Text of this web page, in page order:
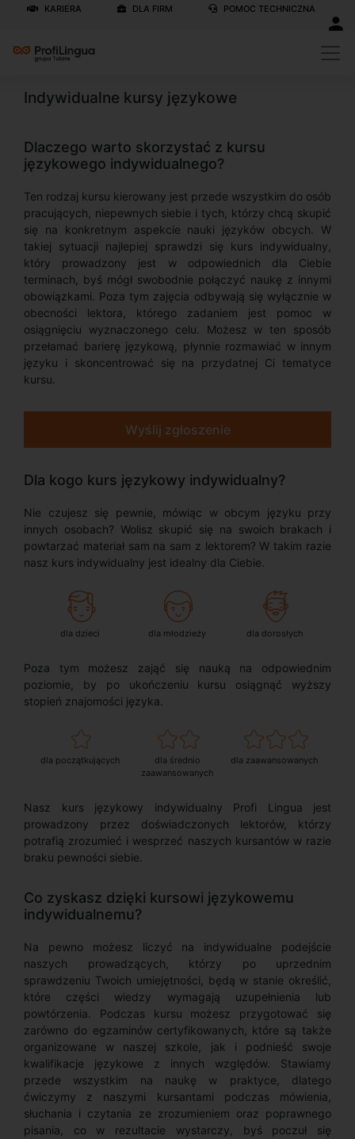
KARIERA DLA FIRM POMOC TECHNICZNA
Indywidualne kursy językowe
Dlaczego warto skorzystać z kursu
językowego indywidualnego?
Ten rodzaj kursu kierowany jest przede wszystkim do osób
pracujących, niepewnych siebie i tych, którzy chcą skupić
się na konkretnym aspekcie nauki języków obcych. W
takiej sytuacji najlepiej sprawdzi się kurs indywidualny,
który prowadzony jest w odpowiednich dla Ciebie
terminach, byś mógł swobodnie połączyć naukę z innymi
obowiązkami. Poza tym zajęcia odbywają się wyłącznie w
obecności lektora, którego zadaniem jest pomoc w
osiągnięciu wyznaczonego celu. Możesz w ten sposób
przełamać barierę językową, płynnie rozmawiać w innym
języku i skoncentrować się na przydatnej Ci tematyce
kursu.
Wyślij zgłoszenie
Dla kogo kurs językowy indywidualny?
Nie czujesz się pewnie, mówiąc w obcym języku przy
innych osobach? Wolisz skupić się na swoich brakach i
powtarzać materiał sam na sam z lektorem? W takim razie
nasz kurs indywidualny jest idealny dla Ciebie.
dla dzieci dla młodzieży dla dorosłych
Poza tym możesz zająć się nauką na odpowiednim
poziomie, by po ukończeniu kursu osiągnąć wyższy
stopień znajomości języka.
dla początkujących
dla średnio
zaawansowanych
dla zaawansowanych
Nasz kurs językowy indywidualny Profi Lingua jest
prowadzony przez doświadczonych lektorów, którzy
potrafią zrozumieć i wesprzeć naszych kursantów w razie
braku pewności siebie.
Co zyskasz dzięki kursowi językowemu
indywidualnemu?
Na pewno możesz liczyć na indywidualne podejście
naszych prowadzących, którzy po uprzednim
sprawdzeniu Twoich umiejętności, będą w stanie określić,
które części wiedzy wymagają uzupełnienia lub
powtórzenia. Podczas kursu możesz przygotować się
zarówno do egzaminów certyfikowanych, które są także
organizowane w naszej szkole, jak i podnieść swoje
kwalifikacje językowe z innych względów. Stawiamy
przede wszystkim na naukę w praktyce, dlatego
ćwiczymy z naszymi kursantami podczas mówienia,
słuchania i czytania ze zrozumieniem oraz poprawnego
pisania, co w rezultacie wystarczy, byś poczuł się